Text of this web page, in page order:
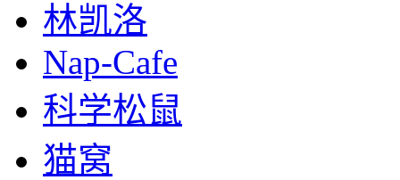
林凯洛
Nap-Cafe
科学松鼠
猫窝